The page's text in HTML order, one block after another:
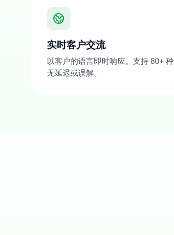
实时客户交流
以客户的语言即时响应。支持 80+
无延迟或误解。